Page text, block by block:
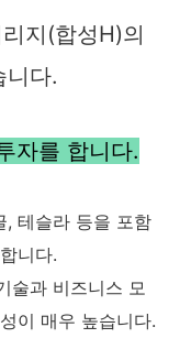
지(합성H)의
니다.
자를 합니다.
, 테슬라 등을 포함
니다.
술과 비즈니스 모
이 매우 높습니다.